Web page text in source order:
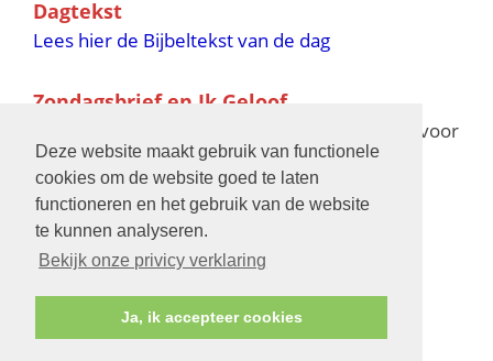
Deze website maakt gebruik van functionele
cookies om de website goed te laten
functioneren en het gebruik van de website
te kunnen analyseren.
Bekijk onze privicy verklaring
Ja, ik accepteer cookies
Dagtekst
Lees hier de Bijbeltekst van de dag
Zondagsbrief en Ik Geloof
voor
de verschijningsdata in 2025 en 2026
Bijbelschool